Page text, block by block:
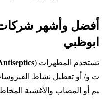
أفضل وأشهر
ابوظبي
تستخدم المطهرات (
ت و/ أو تعطيل نشاط
يم أو المصاب والأغشية